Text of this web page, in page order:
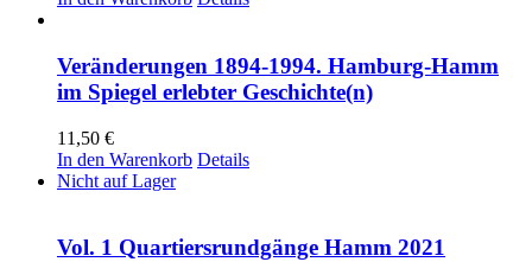
Veränderungen 1894-1994. Hamburg-Hamm
im Spiegel erlebter Geschichte(n)
11,50 €
In den Warenkorb Details
Nicht auf Lager
Vol. 1 Quartiersrundgänge Hamm 2021